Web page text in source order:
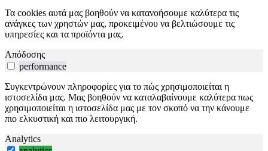
Τα cookies αυτά μας βοηθούν να κατανοήσουμε καλύτερα τις
ανάγκες των χρηστών μας, προκειμένου να βελτιώσουμε τις
υπηρεσίες και τα προϊόντα μας.
Απόδοσης
performance
Συγκεντρώνουν πληροφορίες για το πώς χρησιμοποιείται η
ιστοσελίδα μας. Μας βοηθούν να καταλαβαίνουμε καλύτερα πως
χρησιμοποιείται η ιστοσελίδα μας με τον σκοπό να την κάνουμε
πιο ελκυστική και πιο λειτουργική.
Analytics